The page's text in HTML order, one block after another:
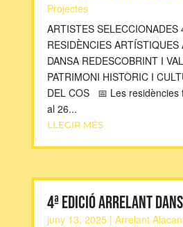
Projectes
ARTISTES SELECCIONADES
RESIDÈNCIES ARTÍSTIQUES
DANSA REDESCOBRINT I
PATRIMONI HISTÒRIC I
DEL COS 📅 Les residències
al 26...
LLEGIR MÉS
4ª EDICIÓ ARRELANT
juny 13, 2025| Arrelant